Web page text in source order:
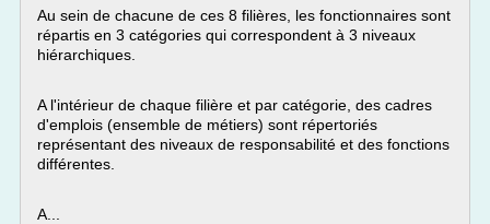
Au sein de chacune de ces 8 filières, les fonctionnaires sont
répartis en 3 catégories qui correspondent à 3 niveaux
hiérarchiques.
A l'intérieur de chaque filière et par catégorie, des cadres
d'emplois (ensemble de métiers) sont répertoriés
représentant des niveaux de responsabilité et des fonctions
différentes.
A...